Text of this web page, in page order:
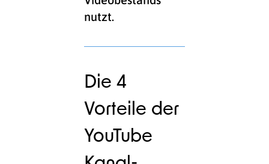
nutzt.
Die 4
Vorteile der
YouTube